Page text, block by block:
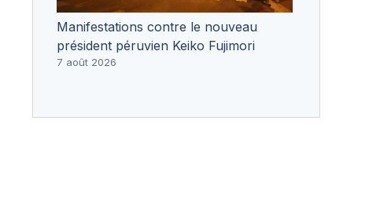
Manifestations contre le nouveau
président péruvien Keiko Fujimori
7 août 2026